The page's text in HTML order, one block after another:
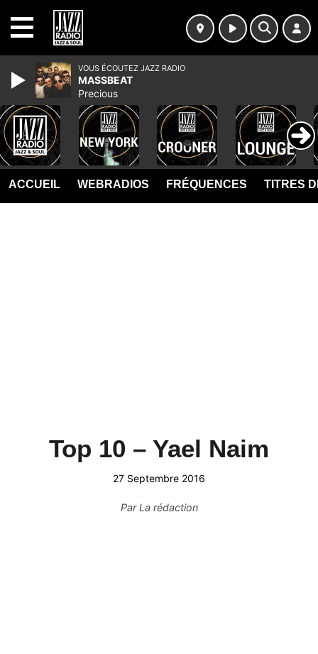
ACCUEIL WEBRADIOS FRÉQUENCES TITRES
Top 10 – Yael Naim
27 Septembre 2016
ParLa rédaction
VOUS ÉCOUTEZ JAZZ RADIO
MASSBEAT
Precious